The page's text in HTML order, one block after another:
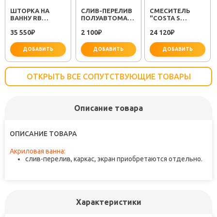
ШТОРКА НА
ВАННУ RB
СТЕКЛО
35 550₽
ДОБАВИТЬ
CЛИВ-ПЕРЕЛИВ
ПОЛУАВТОМАТ
2 100₽
ДОБАВИТЬ
СМЕСИТЕЛЬ
"COSTA S
24 120₽
ДОБАВИТЬ
ОТКРЫТЬ ВСЕ СОПУТСТВУЮЩИЕ ТОВАРЫ
Описание товара
ОПИСАНИЕ ТОВАРА
Акриловая ванна:
слив-перелив, каркас, экран приобретаются отдельно.
Характеристики